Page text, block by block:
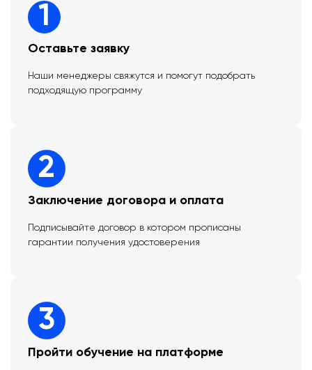
1
Оставьте заявку
Наши менеджеры свяжутся и помогут подобрать
подходящую программу
2
Заключение договора и оплата
Подписывайте договор в котором прописаны
гарантии получения удостоверения
3
Пройти обучение на платформе